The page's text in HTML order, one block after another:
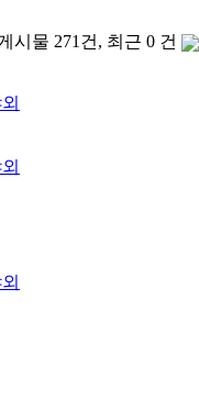
시물 271건, 최근 0 건